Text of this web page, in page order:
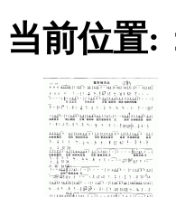
当前位置: